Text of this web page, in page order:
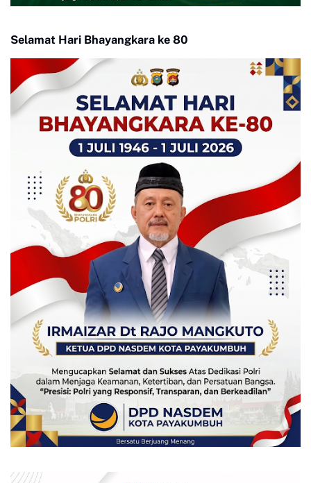
Selamat Hari Bhayangkara ke 80